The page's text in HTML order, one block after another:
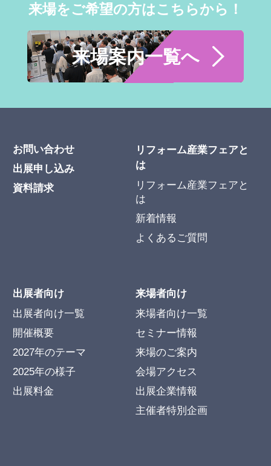
来場をご希望の方はこちらから！
来場案内一覧へ
お問い合わせ
出展申し込み
資料請求
リフォーム産業フェアと
は
リフォーム産業フェアと
は
新着情報
よくあるご質問
出展者向け
出展者向け一覧
開催概要
2027年のテーマ
2025年の様子
出展料金
来場者向け
来場者向け一覧
セミナー情報
来場のご案内
会場アクセス
出展企業情報
主催者特別企画